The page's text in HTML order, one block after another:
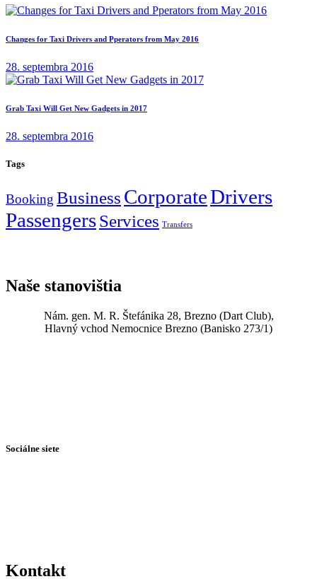
Changes for Taxi Drivers and Pperators from May 2016
28. septembra 2016
Grab Taxi Will Get New Gadgets in 2017
28. septembra 2016
Tags
Booking Business CorporateDrivers
PassengersServices Transfers
Naše stanovištia
Nám. gen. M. R. Štefánika 28, Brezno (Dart Club),
Hlavný vchod Nemocnice Brezno (Banisko 273/1)
Sociálne siete
Kontakt